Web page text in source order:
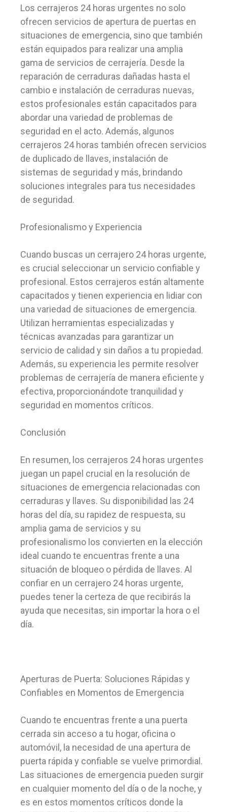
Los cerrajeros 24 horas urgentes no solo
ofrecen servicios de apertura de puertas en
situaciones de emergencia, sino que también
están equipados para realizar una amplia
gama de servicios de cerrajería. Desde la
reparación de cerraduras dañadas hasta el
cambio e instalación de cerraduras nuevas,
estos profesionales están capacitados para
abordar una variedad de problemas de
seguridad en el acto. Además, algunos
cerrajeros 24 horas también ofrecen servicios
de duplicado de llaves, instalación de
sistemas de seguridad y más, brindando
soluciones integrales para tus necesidades
de seguridad.
Profesionalismo y Experiencia
Cuando buscas un cerrajero 24 horas urgente,
es crucial seleccionar un servicio confiable y
profesional. Estos cerrajeros están altamente
capacitados y tienen experiencia en lidiar con
una variedad de situaciones de emergencia.
Utilizan herramientas especializadas y
técnicas avanzadas para garantizar un
servicio de calidad y sin daños a tu propiedad.
Además, su experiencia les permite resolver
problemas de cerrajería de manera eficiente y
efectiva, proporcionándote tranquilidad y
seguridad en momentos críticos.
Conclusión
En resumen, los cerrajeros 24 horas urgentes
juegan un papel crucial en la resolución de
situaciones de emergencia relacionadas con
cerraduras y llaves. Su disponibilidad las 24
horas del día, su rapidez de respuesta, su
amplia gama de servicios y su
profesionalismo los convierten en la elección
ideal cuando te encuentras frente a una
situación de bloqueo o pérdida de llaves. Al
confiar en un cerrajero 24 horas urgente,
puedes tener la certeza de que recibirás la
ayuda que necesitas, sin importar la hora o el
día.
Aperturas de Puerta: Soluciones Rápidas y
Confiables en Momentos de Emergencia
Cuando te encuentras frente a una puerta
cerrada sin acceso a tu hogar, oficina o
automóvil, la necesidad de una apertura de
puerta rápida y confiable se vuelve primordial.
Las situaciones de emergencia pueden surgir
en cualquier momento del día o de la noche, y
es en estos momentos críticos donde la